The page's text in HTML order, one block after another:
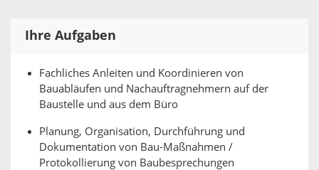
Ihre Aufgaben
Fachliches Anleiten und Koordinieren von
Bauabläufen und Nachauftragnehmern auf der
Baustelle und aus dem Büro
Planung, Organisation, Durchführung und
Dokumentation von Bau-Maßnahmen /
Protokollierung von Baubesprechungen